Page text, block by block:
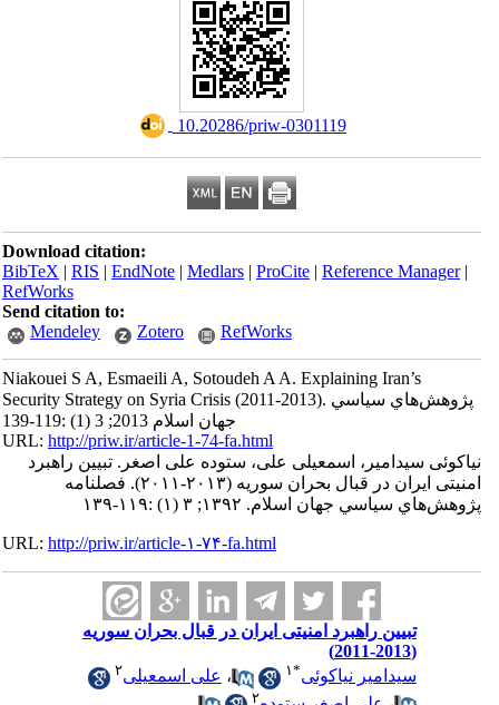
‎ 10.20286/priw-0301119
Download citation:
BibTeX|RIS|EndNote|Medlars|ProCite|Reference Manager
RefWorks
Send citation to:
Mendeley
Zotero RefWorks
Niakouei S A, Esmaeili A, Sotoudeh A A. Explaining Iran’s
Security Strategy on Syria Crisis (2011-2013). پژوهش‌هاي سياسي
جهان اسلام 2013; 3 (1) :119-139
URL:http://priw.ir/article-1-74-fa.html
نیاکوئی سیدامیر، اسمعیلی علی، ستوده علی اصغر. تبیین راهبرد
امنیتی ایران در قبال بحران سوریه (۲۰۱۳-۲۰۱۱). فصلنامه
پژوهش‌هاي سياسي جهان اسلام. ۱۳۹۲; ۳ (۱) :۱۱۹-۱۳۹
URL:http://priw.ir/article-۱-۷۴-fa.html
تبیین راهبرد امنیتی ایران در قبال بحران سوریه
سیدامیر نیاکوئی
۱ ،علی اسمعیلی